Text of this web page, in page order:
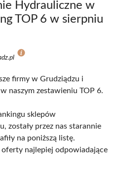
Hydrauliczne w
TOP 6 w sierpniu
firmy w Grudziądzu i
naszym zestawieniu TOP 6.
sklepów
zostały przez nas starannie
na poniższą listę.
najlepiej odpowiadające